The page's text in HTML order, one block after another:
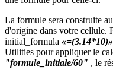
La formule sera construite
d'origine dans votre cellule.
initial_formula «=(3.14*10)»
Utilities pour appliquer le
"formule_initiale/60" , le